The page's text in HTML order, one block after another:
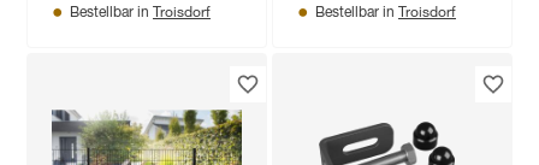
Bestellbar in Troisdorf
Bestellbar in Troisdorf